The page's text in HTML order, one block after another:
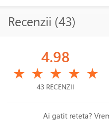
Recenzii (43)
4.98
★ ★ ★ ★ ★
43 RECENZII
Ai gatit reteta?